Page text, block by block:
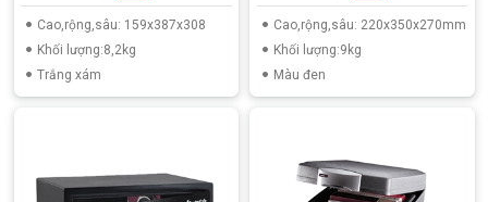
Cao,rộng,sâu: 159x387x308
Khối lượng:8,2kg
Trắng xám
Cao,rộng,sâu: 220x350x270mm
Khối lượng:9kg
Màu đen